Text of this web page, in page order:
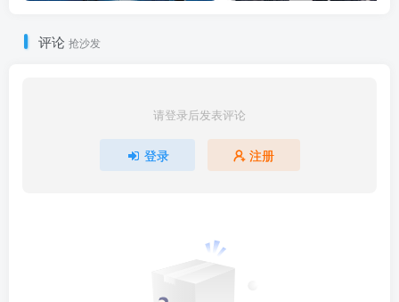
评论 抢沙发
请登录后发表评论
登录 注册